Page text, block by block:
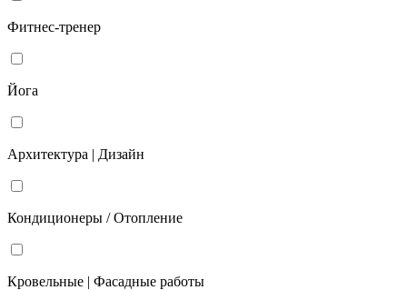
Фитнес-тренер
Йога
Архитектура | Дизайн
Кондиционеры / Отопление
Кровельные | Фасадные работы